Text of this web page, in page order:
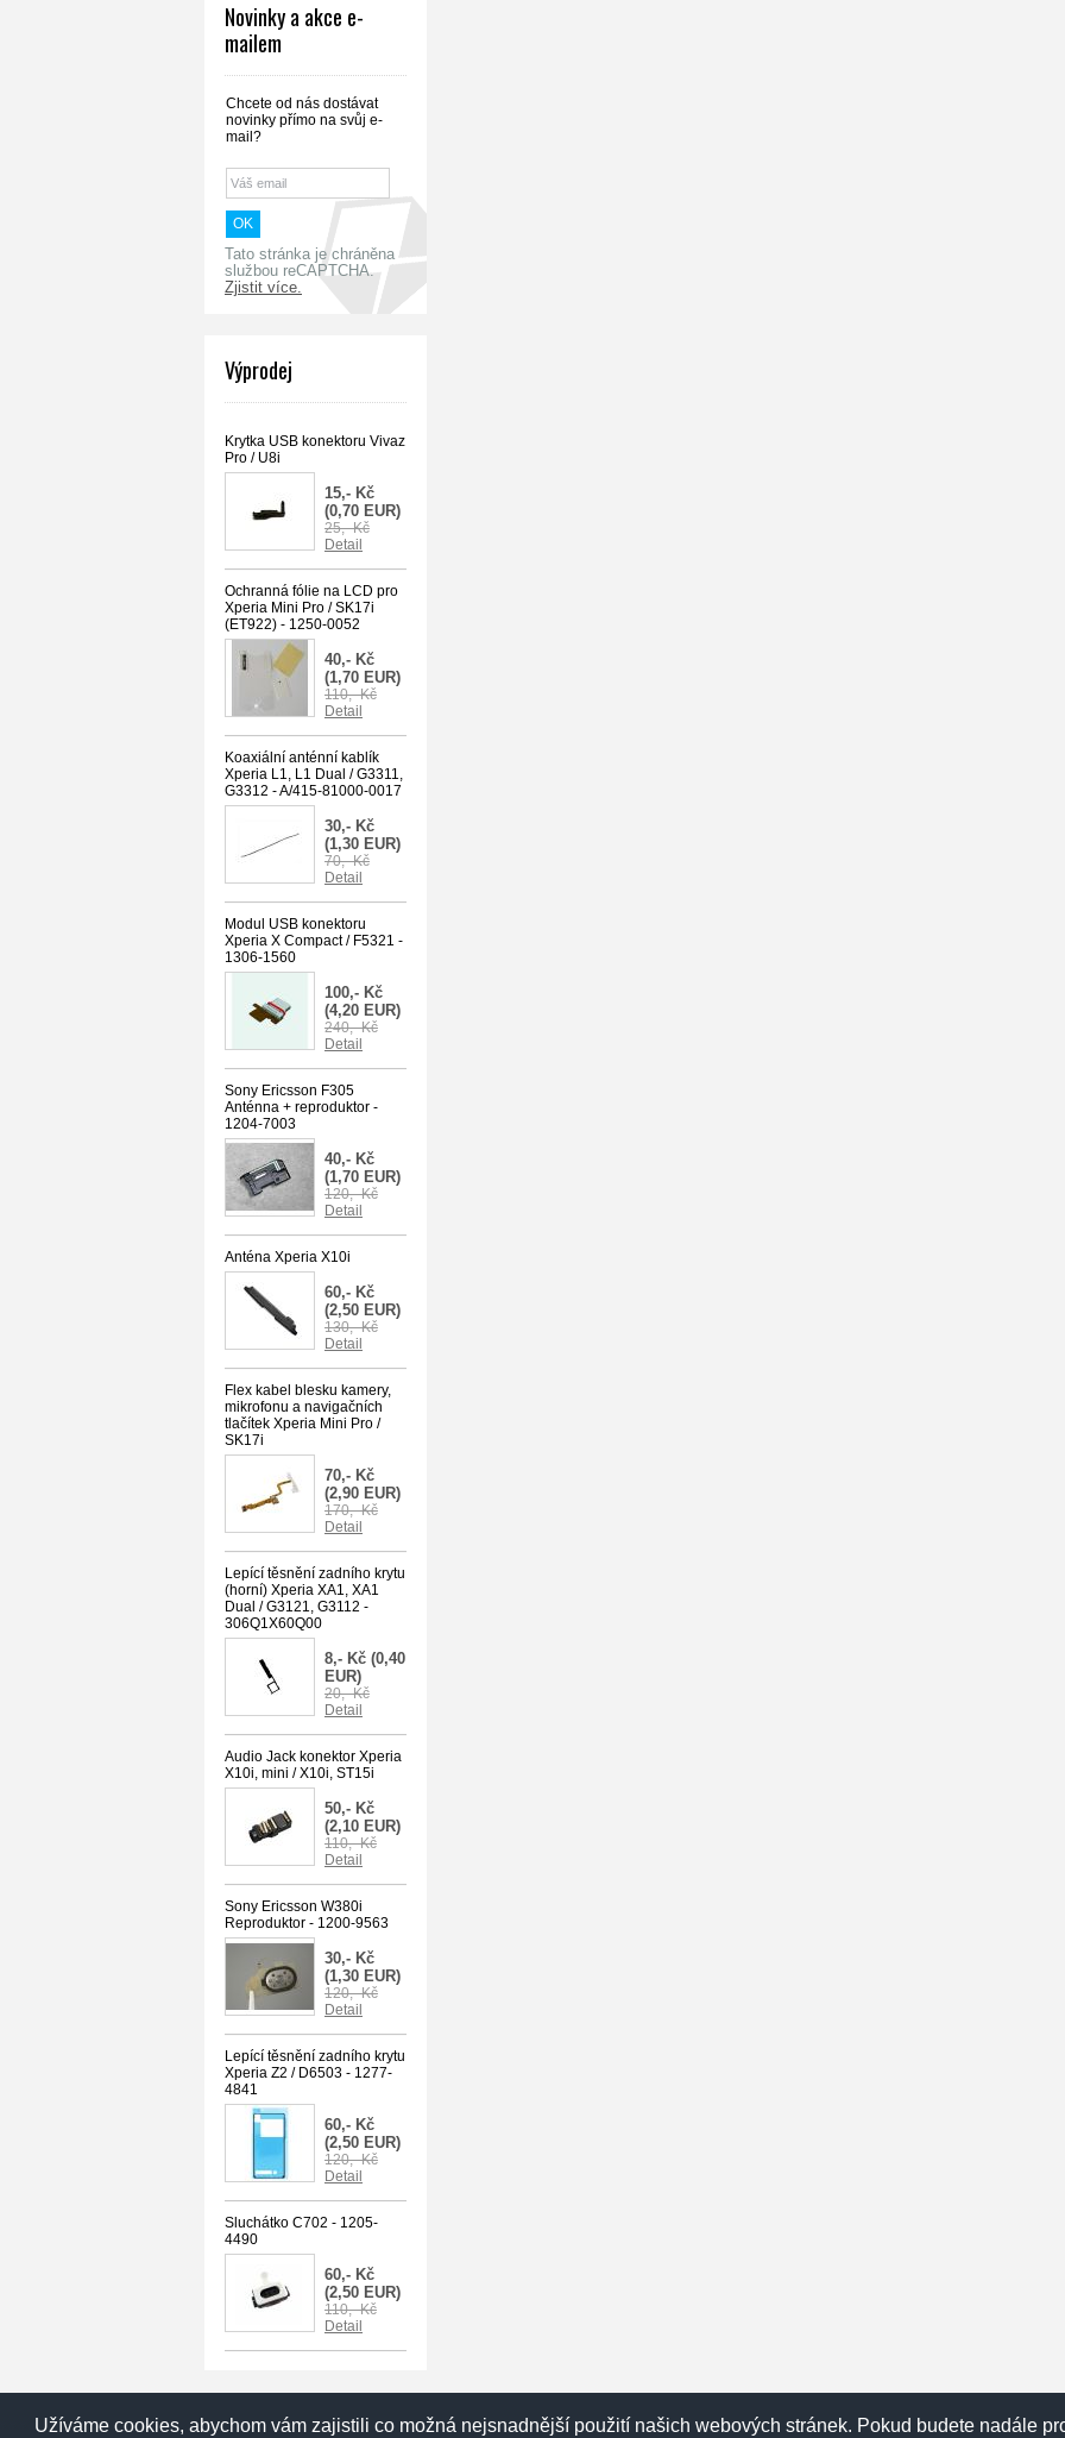
Užíváme cookies, abychom vám zajistili co možná nejsnadnější použití našich webových stránek. Pokud budete nadále
Novinky a akce e-
mailem
Chcete od nás dostávat
novinky přímo na svůj e-
mail?
Tato stránka je chráněna
službou reCAPTCHA.
Zjistit více.
Výprodej
Krytka USB konektoru Vivaz
Pro / U8i
15,- Kč
(0,70 EUR)
25,- Kč
Detail
Ochranná fólie na LCD pro
Xperia Mini Pro / SK17i
(ET922) - 1250-0052
40,- Kč
(1,70 EUR)
110,- Kč
Detail
Koaxiální anténní kablík
Xperia L1, L1 Dual / G3311,
G3312 - A/415-81000-0017
30,- Kč
(1,30 EUR)
70,- Kč
Detail
Modul USB konektoru
Xperia X Compact / F5321 -
1306-1560
100,- Kč
(4,20 EUR)
240,- Kč
Detail
Sony Ericsson F305
Anténna + reproduktor -
1204-7003
40,- Kč
(1,70 EUR)
120,- Kč
Detail
Anténa Xperia X10i
60,- Kč
(2,50 EUR)
130,- Kč
Detail
Flex kabel blesku kamery,
mikrofonu a navigačních
tlačítek Xperia Mini Pro /
SK17i
70,- Kč
(2,90 EUR)
170,- Kč
Detail
Lepící těsnění zadního krytu
(horní) Xperia XA1, XA1
Dual / G3121, G3112 -
306Q1X60Q00
8,- Kč (0,40
EUR)
20,- Kč
Detail
Audio Jack konektor Xperia
X10i, mini / X10i, ST15i
50,- Kč
(2,10 EUR)
110,- Kč
Detail
Sony Ericsson W380i
Reproduktor - 1200-9563
30,- Kč
(1,30 EUR)
120,- Kč
Detail
Lepící těsnění zadního krytu
Xperia Z2 / D6503 - 1277-
4841
60,- Kč
(2,50 EUR)
120,- Kč
Detail
Sluchátko C702 - 1205-
4490
60,- Kč
(2,50 EUR)
110,- Kč
Detail